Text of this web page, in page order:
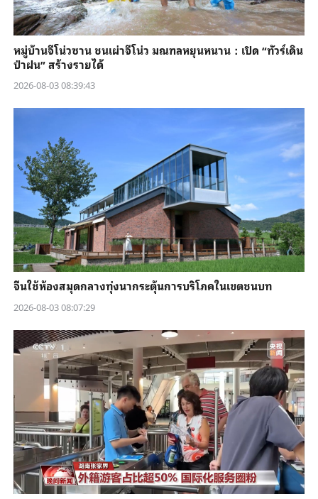
หมู่บ้านจีโน่วซาน ชนเผ่าจีโน่ว มณฑลหยุนหนาน：เปิด “ทัวร์เดิน
ป่าฝน” สร้างรายได้
2026-08-03 08:39:43
จีนใช้ห้องสมุดกลางทุ่งนากระตุ้นการบริโภคในเขตชนบท
2026-08-03 08:07:29